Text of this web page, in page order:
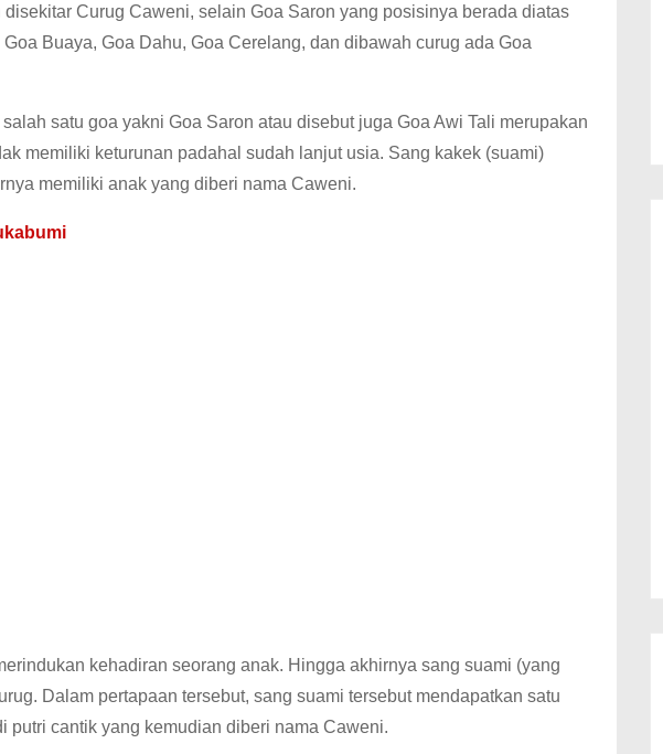
Curug Caweni, selain Goa Saron yang posisinya berada diatas
Buaya, Goa Dahu, Goa Cerelang, dan dibawah curug ada Goa
satu goa yakni Goa Saron atau disebut juga Goa Awi Tali merupakan
memiliki keturunan padahal sudah lanjut usia. Sang kakek (suami)
memiliki anak yang diberi nama Caweni.
kehadiran seorang anak. Hingga akhirnya sang suami (yang
Dalam pertapaan tersebut, sang suami tersebut mendapatkan satu
putri cantik yang kemudian diberi nama Caweni.